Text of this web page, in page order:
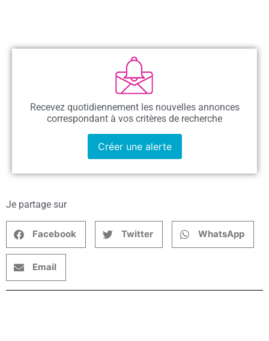
Recevez quotidiennement les nouvelles annonces
correspondant à vos critères de recherche
Créer une alerte
Je partage sur
Facebook Twitter WhatsApp
Email